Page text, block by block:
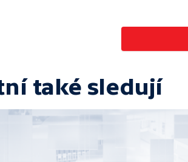
také sledují